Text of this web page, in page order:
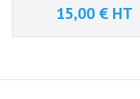
Prix
15,00 € HT